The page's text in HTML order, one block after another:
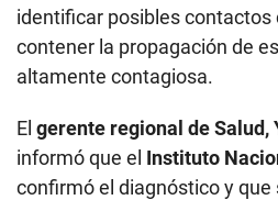
identificar posibles contactos
contener la propagación de
altamente contagiosa.
El gerente regional de Salud,
informó que el Instituto
confirmó el diagnóstico y que